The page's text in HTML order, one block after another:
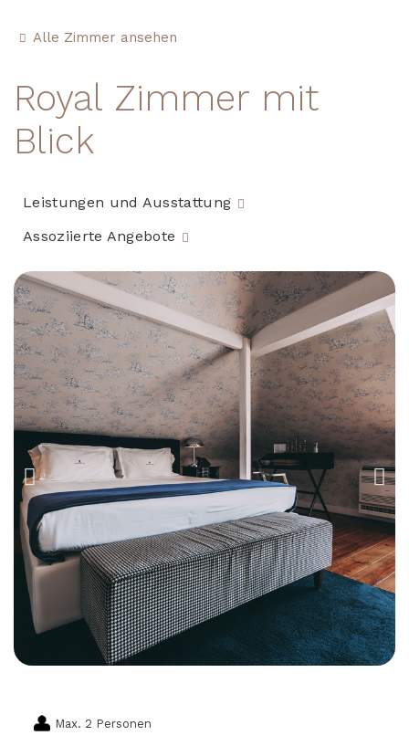
Alle Zimmer ansehen
Royal Zimmer mit
Blick
Leistungen und Ausstattung
Assoziierte Angebote
Max. 2 Personen